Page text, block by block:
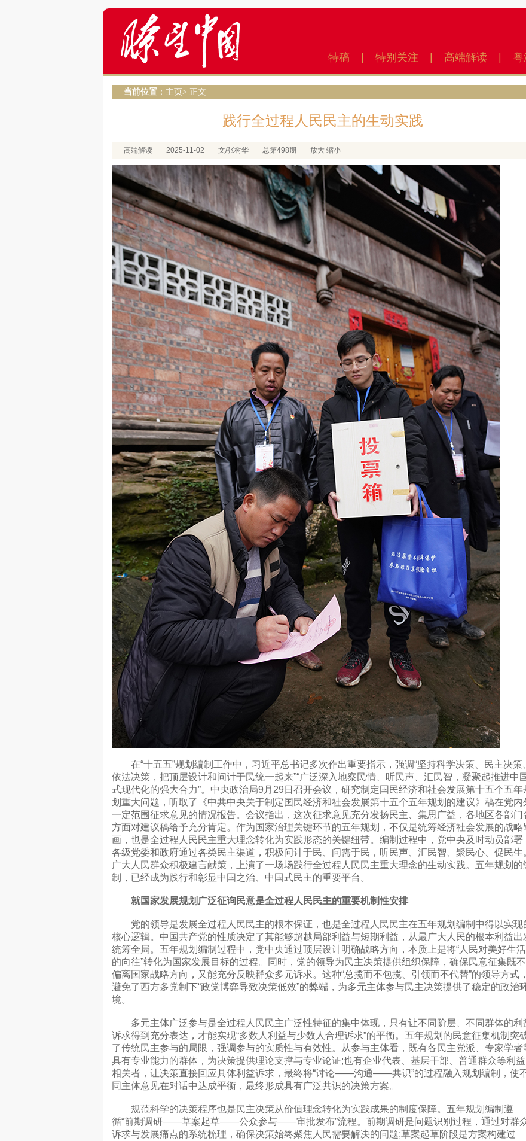
特稿 特别关注 高端解读 粤
当前位置 ： 主页 > 正文
践行全过程人民民主的生动实践
高端解读 2025-11-02 文/张树华 总第498期 放大 缩小
在“十五五”规划编制工作中，习近平总书记多次作出重要指示，强调“坚持科学决策、民主决策
依法决策，把顶层设计和问计于民统一起来”“广泛深入地察民情、听民声、汇民智，凝聚起推进中
式现代化的强大合力”。中央政治局9月29日召开会议，研究制定国民经济和社会发展第十五个五年
划重大问题，听取了《中共中央关于制定国民经济和社会发展第十五个五年规划的建议》稿在党内
一定范围征求意见的情况报告。会议指出，这次征求意见充分发扬民主、集思广益，各地区各部门
方面对建议稿给予充分肯定。作为国家治理关键环节的五年规划，不仅是统筹经济社会发展的战略
画，也是全过程人民民主重大理念转化为实践形态的关键纽带。编制过程中，党中央及时动员部署
各级党委和政府通过各类民主渠道，积极问计于民、问需于民，听民声、汇民智、聚民心、促民生
广大人民群众积极建言献策，上演了一场场践行全过程人民民主重大理念的生动实践。五年规划的
制，已经成为践行和彰显中国之治、中国式民主的重要平台。
就国家发展规划广泛征询民意是全过程人民民主的重要机制性安排
党的领导是发展全过程人民民主的根本保证，也是全过程人民民主在五年规划编制中得以实现
核心逻辑。中国共产党的性质决定了其能够超越局部利益与短期利益，从最广大人民的根本利益出
统筹全局。五年规划编制过程中，党中央通过顶层设计明确战略方向，本质上是将“人民对美好生活
的向往”转化为国家发展目标的过程。同时，党的领导为民主决策提供组织保障，确保民意征集既不
偏离国家战略方向，又能充分反映群众多元诉求。这种“总揽而不包揽、引领而不代替”的领导方式，
避免了西方多党制下“政党博弈导致决策低效”的弊端，为多元主体参与民主决策提供了稳定的政治
境。
多元主体广泛参与是全过程人民民主广泛性特征的集中体现，只有让不同阶层、不同群体的利
诉求得到充分表达，才能实现“多数人利益与少数人合理诉求”的平衡。五年规划的民意征集机制突
了传统民主参与的局限，强调参与的实质性与有效性。从参与主体看，既有各民主党派、专家学者
具有专业能力的群体，为决策提供理论支撑与专业论证;也有企业代表、基层干部、普通群众等利益
相关者，让决策直接回应具体利益诉求，最终将“讨论——沟通——共识”的过程融入规划编制，使
同主体意见在对话中达成平衡，最终形成具有广泛共识的决策方案。
规范科学的决策程序也是民主决策从价值理念转化为实践成果的制度保障。五年规划编制遵
循“前期调研——草案起草——公众参与——审批发布”流程。前期调研是问题识别过程，通过对群
诉求与发展痛点的系统梳理，确保决策始终聚焦人民需要解决的问题;草案起草阶段是方案构建过